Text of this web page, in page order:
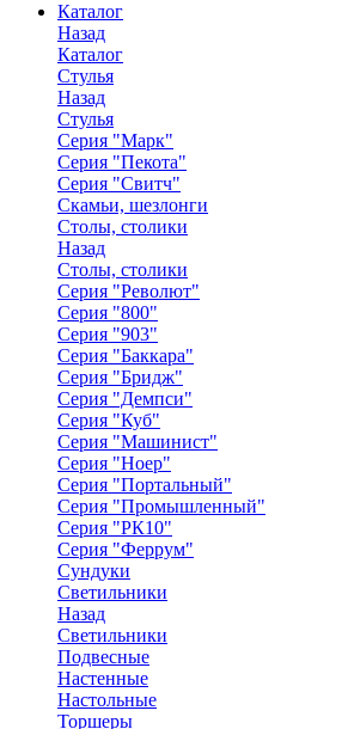
Каталог
Назад
Каталог
Стулья
Назад
Стулья
Серия "Марк"
Серия "Пекота"
Серия "Свитч"
Скамьи, шезлонги
Столы, столики
Назад
Столы, столики
Серия "Револют"
Серия "800"
Серия "903"
Серия "Баккара"
Серия "Бридж"
Серия "Демпси"
Серия "Куб"
Серия "Машинист"
Серия "Ноер"
Серия "Портальный"
Серия "Промышленный"
Серия "РК10"
Серия "Феррум"
Сундуки
Светильники
Назад
Светильники
Подвесные
Настенные
Настольные
Торшеры